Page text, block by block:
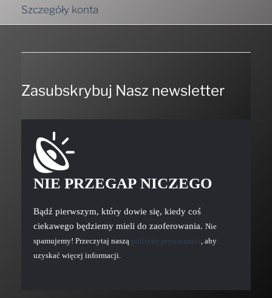
Szczegóły konta
Zasubskrybuj Nasz newsletter
NIE PRZEGAP NICZEGO
Bądź pierwszym, który dowie się, kiedy coś
ciekawego będziemy mieli do zaoferowania. Nie
spamujemy! Przeczytaj naszą politykę prywatności , aby
uzyskać więcej informacji.